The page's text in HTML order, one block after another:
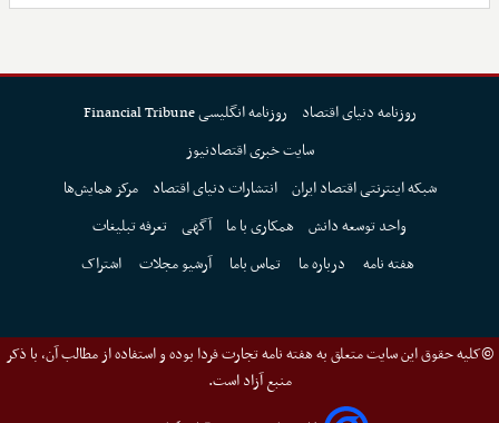
روزنامه دنیای اقتصاد
روزنامه انگلیسی Financial Tribune
سایت خبری اقتصادنیوز
شبکه اینترنتی اقتصاد ایران انتشارات دنیای اقتصاد
مرکز همایش‌ها
واحد توسعه دانش همکاری با ما آگهی تعرفه تبلیغات
هفته نامه
درباره ما تماس باما آرشیو مجلات اشتراک
©کلیه حقوق این سایت متعلق به هفته نامه تجارت فردا بوده و استفاده از مطالب آن، با ذکر
منبع آزاد است.